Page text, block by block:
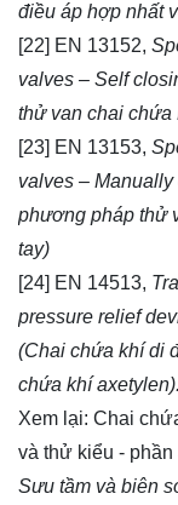
điều áp hợp nhất
[22] EN 13152,
valves – Self
thử van chai chứa
[23] EN 13153,
valves –
phương pháp thử
tay)
[24] EN 14513,
pressure relief
(Chai chứa khí di
chứa khí axetylen).
Xem lại: Chai
và thử kiểu - phần
Sưu tầm và biên